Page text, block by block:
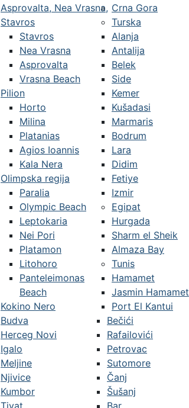
Asprovalta, Nea Vrasna,
Stavros
Stavros
Nea Vrasna
Asprovalta
Vrasna Beach
Pilion
Horto
Milina
Platanias
Agios Ioannis
Kala Nera
Olimpska regija
Paralia
Olympic Beach
Leptokaria
Nei Pori
Platamon
Litohoro
Panteleimonas
Beach
Kokino Nero
Crna Gora
Budva
Herceg Novi
Igalo
Meljine
Njivice
Kumbor
Tivat
Bečići
Rafailovići
Petrovac
Sutomore
Čanj
Šušanj
Bar
Turska
Alanja
Antalija
Belek
Side
Kemer
Kušadasi
Marmaris
Bodrum
Lara
Didim
Fetiye
Izmir
Egipat
Hurgada
Sharm el Sheik
Almaza Bay
Tunis
Hamamet
Jasmin Hamamet
Port El Kantui